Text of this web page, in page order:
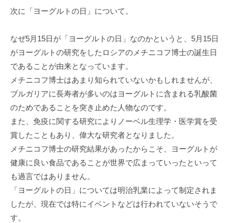
次に「ヨーグルトの日」について。
なぜ5⽉15⽇が「ヨーグルトの⽇」なのかというと、5⽉15⽇
がヨーグルトの研究をしたロシアのメチニコフ博⼠の誕⽣⽇
であることが由来となっています。
メチニコフ博⼠はあまり知られていないかもしれませんが、
ブルガリアに⻑寿者が多いのはヨーグルトに含まれる乳酸菌
のためであることを突き⽌めた⼈物なのです。
また、免疫に関する研究によりノーベル⽣理学・医学賞を受
賞したこともあり、偉⼤な研究者となりました。
メチニコフ博⼠の研究結果があったからこそ、ヨーグルトが
健康に良い⾷品であることが世界で広まっていったといって
も過⾔ではありません。
「ヨーグルトの⽇」については明治乳業によって制定されま
したが、現在では特にイベントなどは⾏われていないそうで
す。